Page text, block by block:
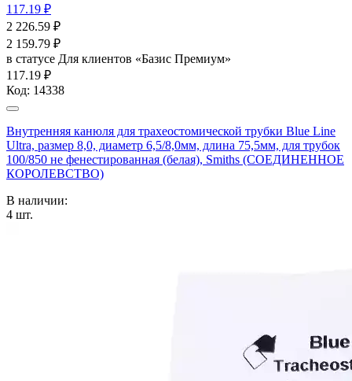
117.19 ₽
2 226.59 ₽
2 159.79 ₽
в статусе Для клиентов «Базис Премиум»
117.19 ₽
Код: 14338
Внутренняя канюля для трахеостомической трубки Blue Line
Ultra, размер 8,0, диаметр 6,5/8,0мм, длина 75,5мм, для трубок
100/850 не фенестированная (белая), Smiths (СОЕДИНЕННОЕ
КОРОЛЕВСТВО)
В наличии:
4 шт.